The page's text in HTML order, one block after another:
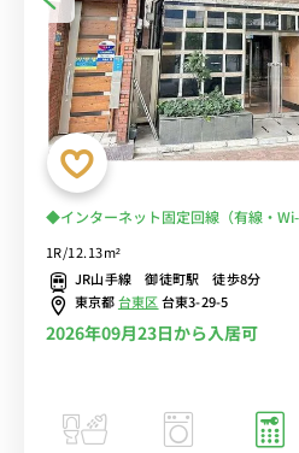
◆インターネット固定回線（有線・
済♪佐竹商店街＆多慶屋で楽しいお買
1R/12.13m²
JR山手線 御徒町駅 徒歩8分
東京都台東区台東3-29-5
2026年09月23日から入居可